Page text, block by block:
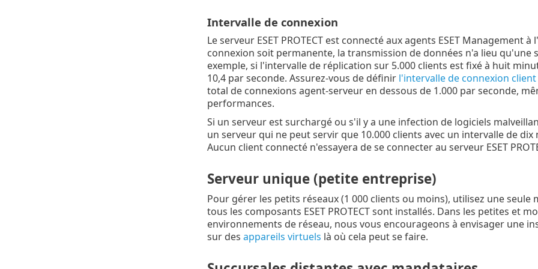
Intervalle de connexion
Le serveur ESET PROTECT est connecté aux agents ESET Management
connexion soit permanente, la transmission de données n'a lieu
exemple, si l'intervalle de réplication sur 5.000 clients est fixé à huit
10,4 par seconde. Assurez-vous de définir l'intervalle de connexion client
total de connexions agent-serveur en dessous de 1.000 par seconde,
performances.
Si un serveur est surchargé ou s'il y a une infection de logiciels
un serveur qui ne peut servir que 10.000 clients avec un intervalle de
Aucun client connecté n'essayera de se connecter au serveur ESET
Serveur unique (petite entreprise)
Pour gérer les petits réseaux (1 000 clients ou moins), utilisez une seule
tous les composants ESET PROTECT sont installés. Dans les petites et
environnements de réseau, nous vous encourageons à envisager une
sur des appareils virtuels là où cela peut se faire.